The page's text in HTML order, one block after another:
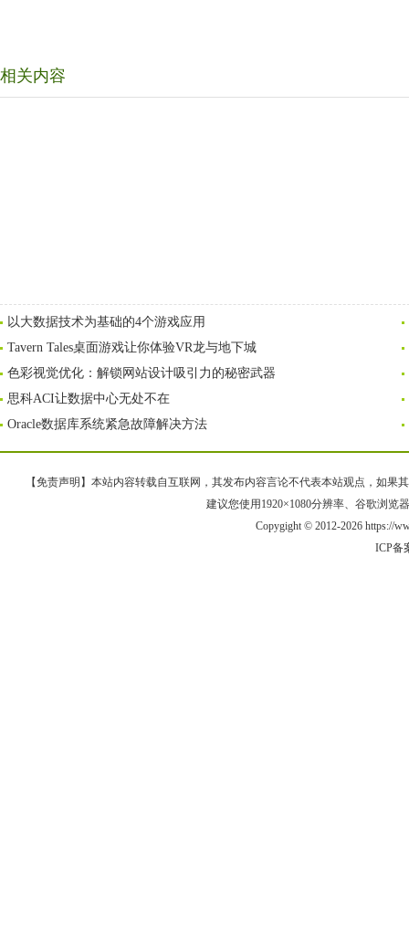
相关内容
以大数据技术为基础的4个游戏应用
Tavern Tales桌面游戏让你体验VR龙与地下城
色彩视觉优化：解锁网站设计吸引力的秘密武器
思科ACI让数据中心无处不在
Oracle数据库系统紧急故障解决方法
【免责声明】本站内容转载自互联网，其发布内容言论不代表本站观点，如果
建议您使用1920×1080分辨率、谷歌浏览
Copygight © 2012-2026 https://
ICP备